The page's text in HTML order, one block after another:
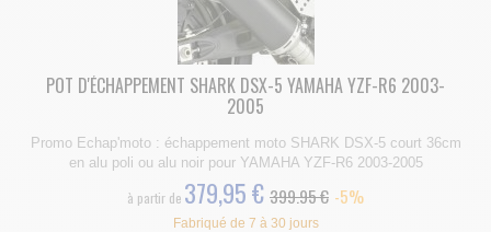
POT D'ÉCHAPPEMENT SHARK DSX-5 YAMAHA YZF-R6 2003-
2005
Promo Echap'moto : échappement moto SHARK DSX-5 court 36cm
en alu poli ou alu noir pour YAMAHA YZF-R6 2003-2005
à partir de 379,95 € 399.95 € -5%
Fabriqué de 7 à 30 jours